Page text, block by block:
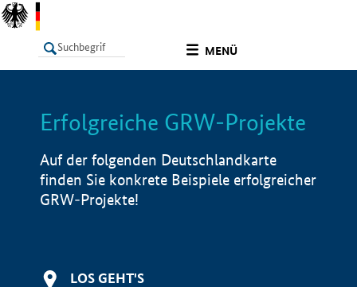
MENÜ
LISTE Info
Erfolgreiche GRW-Projekte
Auf der folgenden Deutschlandkarte
finden Sie konkrete Beispiele erfolgreicher
GRW-Projekte!
LOS GEHT'S